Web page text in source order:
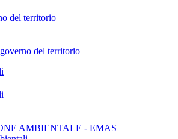
del territorio
del territorio
AMBIENTALE - EMAS